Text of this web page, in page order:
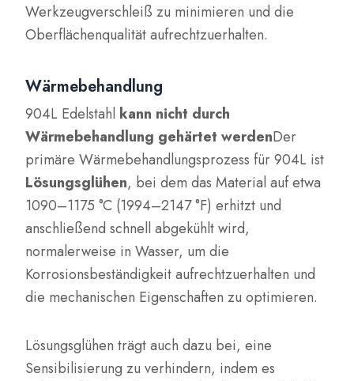
Werkzeugverschleiß zu minimieren und die
Oberflächenqualität aufrechtzuerhalten.
Wärmebehandlung
904L Edelstahl kann nicht durch
Wärmebehandlung gehärtet werdenDer
primäre Wärmebehandlungsprozess für 904L ist
Lösungsglühen, bei dem das Material auf etwa
1090–1175 °C (1994–2147 °F) erhitzt und
anschließend schnell abgekühlt wird,
normalerweise in Wasser, um die
Korrosionsbeständigkeit aufrechtzuerhalten und
die mechanischen Eigenschaften zu optimieren.
Lösungsglühen trägt auch dazu bei, eine
Sensibilisierung zu verhindern, indem es